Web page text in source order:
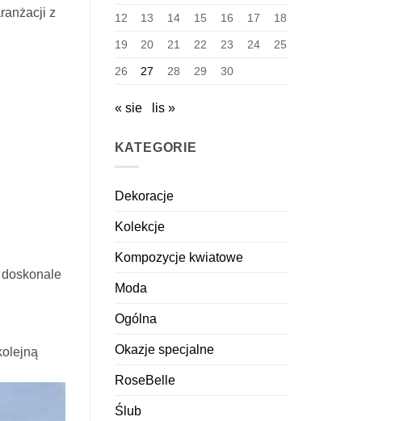
z
12 13 14 15 16 17 18
19 20 21 22 23 24 25
26 27 28 29 30
« sie lis »
KATEGORIE
Dekoracje
Kolekcje
Kompozycje kwiatowe
Moda
Ogólna
Okazje specjalne
RoseBelle
Ślub